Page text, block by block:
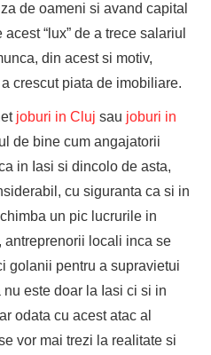
de oameni si avand capital
“lux” de a trece salariul
din acest si motiv,
crescut piata de imobiliare.
joburi in Cluj sau joburi in
de bine cum angajatorii
in Iasi si dincolo de asta,
cu siguranta ca si in
un pic lucrurile in
antreprenorii locali inca se
golanii pentru a supravietui
este doar la Iasi ci si in
odata cu acest atac al
vor mai trezi la realitate si